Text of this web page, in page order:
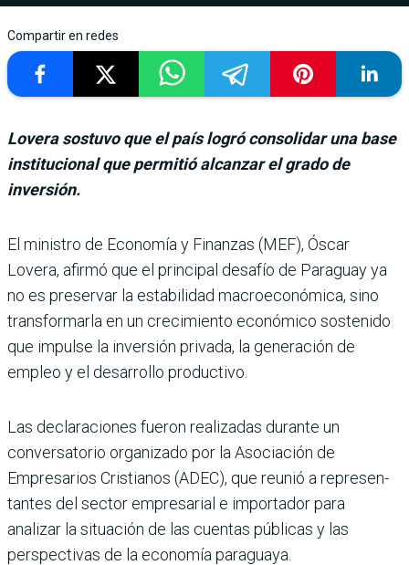
Compartir en redes
Lovera sostuvo que el país logró consolidar una base
institucional que permitió alcanzar el grado de
inversión.
El ministro de Eco­nomía y Finanzas (MEF), Óscar
Lovera, afirmó que el principal desafío de Paraguay ya
no es preser­var la estabilidad macroeco­nómica, sino
transformarla en un crecimiento econó­mico sostenido
que impulse la inversión privada, la gene­ración de
empleo y el desarro­llo productivo.
Las declaraciones fueron rea­lizadas durante un
conversa­torio organizado por la Asocia­ción de
Empresarios Cristianos (ADEC), que reunió a represen­
tantes del sector empresarial e importador para
analizar la situación de las cuentas públi­cas y las
perspectivas de la eco­nomía paraguaya.